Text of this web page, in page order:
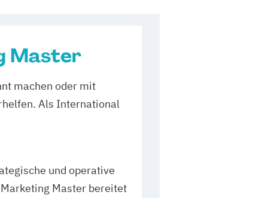
Master
machen oder mit
Als International
und operative
Master bereitet